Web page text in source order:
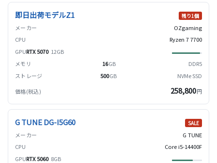
即日出荷モデルZ1 残り1個
OZgaming
Ryzen 7 7700
RTX 5070 12GB
16GB
DDR5
500GB NVMe SSD
258,800円
G TUNE DG-I5G60 SALE
G TUNE
Core i5-14400F
RTX 5060 8GB